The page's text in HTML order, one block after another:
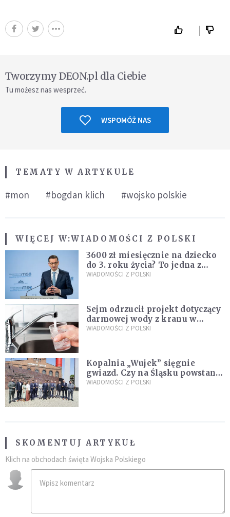
Tworzymy DEON.pl dla Ciebie
Tu możesz nas wesprzeć.
WSPOMÓŻ NAS
TEMATY W ARTYKULE
#mon #bogdan klich #wojsko polskie
WIĘCEJ W:WIADOMOŚCI Z POLSKI
3600 zł miesięcznie na dziecko
do 3. roku życia? To jedna z
propozycji programu "Rozwój
WIADOMOŚCI Z POLSKI
Sejm odrzucił projekt dotyczący
darmowej wody z kranu w
restauracjach
WIADOMOŚCI Z POLSKI
Kopalnia „Wujek” sięgnie
gwiazd. Czy na Śląsku powstanie
„Dolina Krzemowa”?
WIADOMOŚCI Z POLSKI
SKOMENTUJ ARTYKUŁ
Klich na obchodach święta Wojska Polskiego